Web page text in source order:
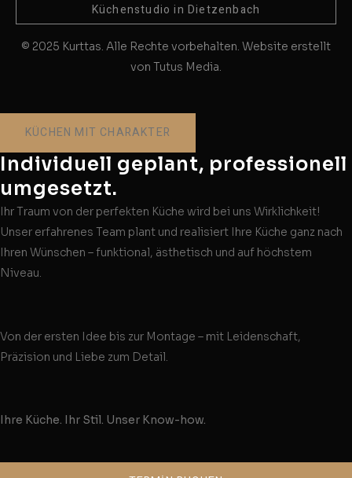
Küchenstudio in Dietzenbach
© 2025 Kurttas. Alle Rechte vorbehalten. Website erstellt
von Tutus Media.
KÜCHEN MIT CHARAKTER
Individuell geplant, professionell
umgesetzt.
Ihr Traum von der perfekten Küche wird bei uns Wirklichkeit!
Unser erfahrenes Team plant und realisiert Ihre Küche ganz nach
Ihren Wünschen – funktional, ästhetisch und auf höchstem
Niveau.
Von der ersten Idee bis zur Montage – mit Leidenschaft,
Präzision und Liebe zum Detail.
Ihre Küche. Ihr Stil. Unser Know-how.